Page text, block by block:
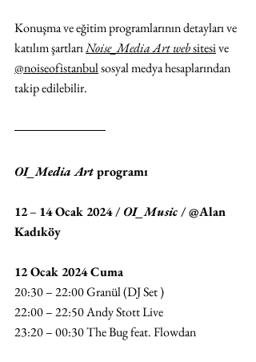
Konuşma ve eğitim programlarının detayları ve
katılım şartları Noise_Media Art web sitesi ve
@noiseofistanbul sosyal medya hesaplarından
takip edilebilir.
OI_Media Art programı
12 – 14 Ocak 2024 / OI_Music / @Alan
Kadıköy
12 Ocak 2024 Cuma
20:30 – 22:00 Granül (DJ Set )
22:00 – 22:50 Andy Stott Live
23:20 – 00:30 The Bug feat. Flowdan